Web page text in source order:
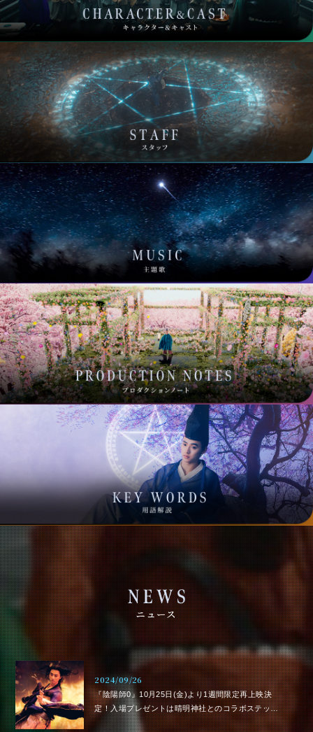
2024/09/26
『陰陽師0』10月25日(金)より1週間限定再上映決
定！入場プレゼントは晴明神社とのコラボステッカ
ー!!